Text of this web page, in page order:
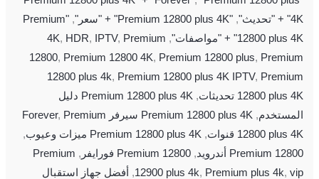
4K" + "تحديث"
,"Premium 12800 plus 4K" + "سعر" ,
"Premium
12800 plus 4K" + "مواصفات"
,
4K, HDR, IPTV, Premium
12800, Premium 12800 4K, Premium 12800 plus, Premium
12800 plus 4k, Premium 12800 plus 4K IPTV, Premium
12800 plus 4K تحديثات
,
Premium 12800 plus 4K دليل
المستخدم, Premium 12800 plus 4K سيرفر Forever , Premium
12800 plus 4K قنوات
, Premium 12800 plus 4K ميزات وعيوب
,
Premium 12800 أندرويد
,Premium 12800 فورايفر ,
Premium
12900 plus 4k, Premium plus 4k, vip
,
أفضل جهاز استقبال